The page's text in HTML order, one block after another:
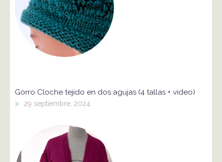
Gorro Cloche tejido en dos agujas (4 tallas + video)
> 29 septiembre, 2024